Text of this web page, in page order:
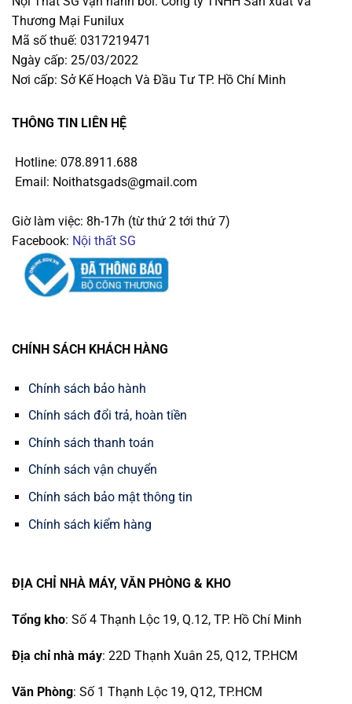
phát hiện bất kỳ thay đổi nào về góc độ, từ bất kỳ điểm
nào trên bề mặt làm việc
Thương Mại Funilux
Mã số thuế: 0317219471
Ngày cấp: 25/03/2022
Nơi cấp: Sở Kế Hoạch Và Đầu Tư TP. Hồ Chí Minh
THÔNG TIN LIÊN HỆ
Hotline: 078.8911.688
Email: Noithatsgads@gmail.com
Giờ làm việc: 8h-17h (từ thứ 2 tới thứ 7)
Facebook: Nội thất SG
CHÍNH SÁCH KHÁCH HÀNG
Chính sách bảo hành
Chính sách đổi trả, hoàn tiền
Chính sách thanh toán
Chính sách vận chuyển
Chính sách bảo mật thông tin
Chính sách kiểm hàng
ĐỊA CHỈ NHÀ MÁY, VĂN PHÒNG & KHO
Tổng kho: Số 4 Thạnh Lộc 19, Q.12, TP. Hồ Chí Minh
Địa chỉ nhà máy: 22D Thạnh Xuân 25, Q12, TP.HCM
Văn Phòng: Số 1 Thạnh Lộc 19, Q12, TP.HCM